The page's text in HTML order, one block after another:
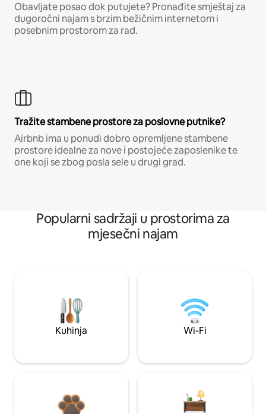
Obavljate posao dok putujete? Pronađite smještaj za
dugoročni najam s brzim bežičnim internetom i
posebnim prostorom za rad.
Tražite stambene prostore za poslovne putnike?
Airbnb ima u ponudi dobro opremljene stambene
prostore idealne za nove i postojeće zaposlenike te
one koji se zbog posla sele u drugi grad.
Popularni sadržaji u prostorima za
mjesečni najam
Kuhinja Wi-Fi